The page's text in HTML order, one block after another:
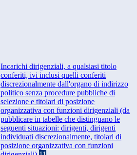
Incarichi dirigenziali, a qualsiasi titolo
conferiti, ivi inclusi quelli conferiti
discrezionalmente dall'organo di indirizzo
politico senza procedure pubbliche di
selezione e titolari di posizione
organizzativa con funzioni dirigenziali (da
pubblicare in tabelle che distinguano le
seguenti situazioni: dirigenti, dirigenti
individuati discrezionalmente, titolari di
posizione organizzativa con funzioni